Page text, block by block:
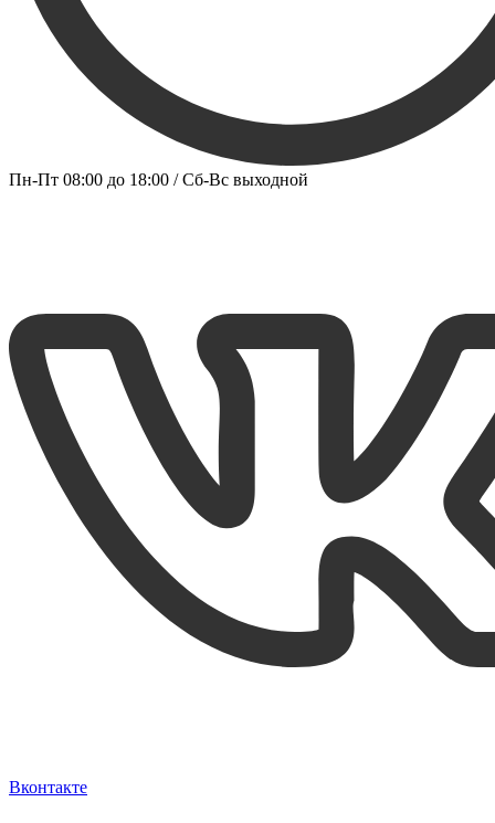
Пн-Пт 08:00 до 18:00 / Сб-Вс выходной
Вконтакте